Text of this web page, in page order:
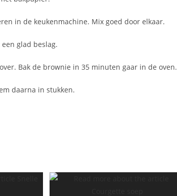
in de keukenmachine. Mix goed door elkaar.
glad beslag.
Bak de brownie in 35 minuten gaar in de oven.
daarna in stukken.